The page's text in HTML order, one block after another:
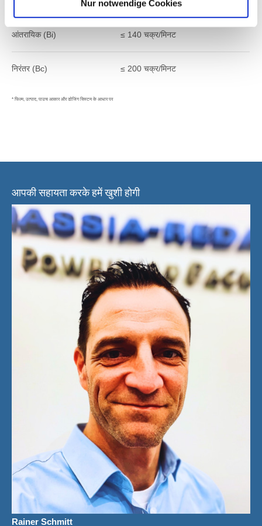
Nur notwendige Cookies
नाममात्र आउटपुट* (DIN 8743):
आंतरायिक (Bi) ≤ 140 चक्र/मिनट
निरंतर (Bc) ≤ 200 चक्र/मिनट
* फिल्म, उत्पाद, पाउच आकार और डोजिंग सिस्टम के आधार पर
आपकी सहायता करके हमें खुशी होगी
Rainer Schmitt